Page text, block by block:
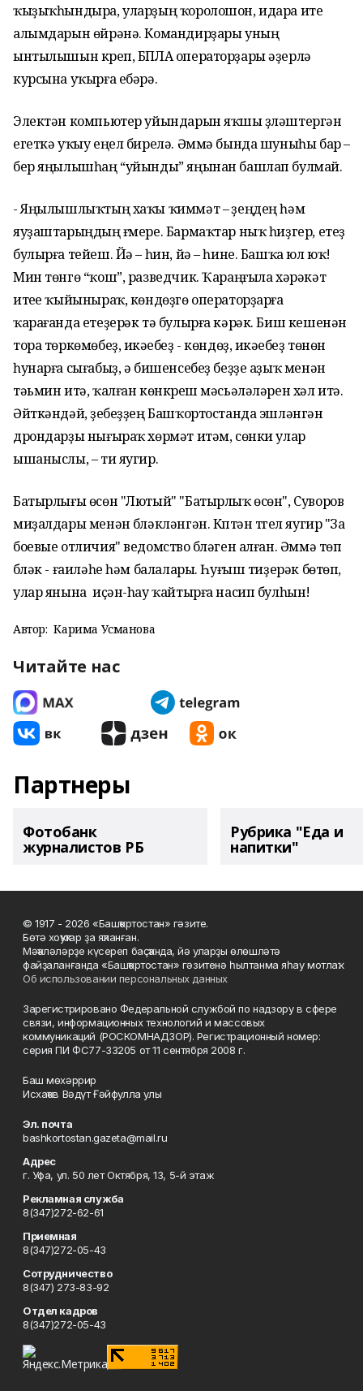
ҡыҙыҡһындыра, уларҙың ҡоролошон, идара итеү
алымдарын өйрәнә. Командирҙары уның
ынтылышын күреп, БПЛА операторҙары әҙерләү
курсына уҡырға ебәрә.
Электән компьютер уйындарын яҡшы үҙләштергән
егеткә уҡыу еңел бирелә. Әммә бында шуныһы бар –
бер яңылышһаң “уйынды” яңынан башлап булмай.
- Яңылышлыҡтың хаҡы ҡиммәт – үҙеңдең һәм
яуҙаштарыңдың ғүмере. Бармаҡтар ныҡ һиҙгер, етеҙ
булырға тейеш. Йә – һин, йә – һине. Башҡа юл юҡ!
Мин төнгө “ҡош”, разведчик. Ҡараңғыла хәрәкәт
итеүе ҡыйыныраҡ, көндөҙгө операторҙарға
ҡарағанда етеҙерәк тә булырға кәрәк. Биш кешенән
тора төркөмөбеҙ, икәүебеҙ - көндөҙ, икәүебеҙ төнөн
һунарға сығабыҙ, ә бишенсебеҙ беҙҙе аҙыҡ менән
тәьмин итә, ҡалған көнкүреш мәсьәләләрен хәл итә.
Әйткәндәй, үҙебеҙҙең Башҡортостанда эшләнгән
дрондарҙы нығыраҡ хөрмәт итәм, сөнки улар
ышаныслы, – ти яугир.
Батырлығы өсөн "Лютый" "Батырлыҡ өсөн", Суворов
миҙалдары менән бүләкләнгән. Күптән түгел яугир "За
боевые отличия" ведомство бүләген алған. Әммә төп
бүләк - ғаиләһе һәм балалары. Һуғыш тиҙерәк бөтөп,
улар янына иҫән-һау ҡайтырға насип булһын!
Автор: Карима Усманова
Читайте нас
Партнеры
Фотобанк
журналистов РБ
Рубрика "Еда и
напитки"
© 1917 - 2026 «Башҡортостан» гәзите.
Бөтә хоҡуҡтар ҙа яҡланған.
Мәҡәләләрҙе күсереп баҫҡанда, йә уларҙы өлөшләтә
файҙаланғанда «Башҡортостан» гәзитенә һылтанма яһау мотлаҡ.
Об использовании персональных данных
Зарегистрировано Федеральной службой по надзору в сфере
связи, информационных технологий и массовых
коммуникаций (РОСКОМНАДЗОР). Регистрационный номер:
серия ПИ ФС77-33205 от 11 сентября 2008 г.
Баш мөхәррир
Исхаҡов Вәдүт Ғәйфулла улы
Эл. почта
bashkortostan.gazeta@mail.ru
Адрес
г. Уфа, ул. 50 лет Октября, 13, 5-й этаж
Рекламная служба
8(347)272-62-61
Приемная
8(347)272-05-43
Сотрудничество
8(347) 273-83-92
Отдел кадров
8(347)272-05-43